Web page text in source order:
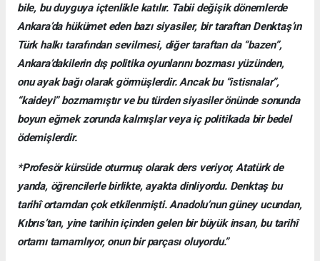
bile, bu duyguya içtenlikle katılır. Tabii değişik dönemlerde
Ankara’da hükümet eden bazı siyasiler, bir taraftan Denktaş’ın
Türk halkı tarafından sevilmesi, diğer taraftan da “bazen”,
Ankara’dakilerin dış politika oyunlarını bozması yüzünden,
onu ayak bağı olarak görmüşlerdir. Ancak bu “istisnalar”,
“kaideyi” bozmamıştır ve bu türden siyasiler önünde sonunda
boyun eğmek zorunda kalmışlar veya iç politikada bir bedel
ödemişlerdir.
*Profesör kürsüde oturmuş olarak ders veriyor, Atatürk de
yanda, öğrencilerle birlikte, ayakta dinliyordu. Denktaş bu
tarihî ortamdan çok etkilenmişti. Anadolu’nun güney ucundan,
Kıbrıs’tan, yine tarihin içinden gelen bir büyük insan, bu tarihî
ortamı tamamlıyor, onun bir parçası oluyordu.”